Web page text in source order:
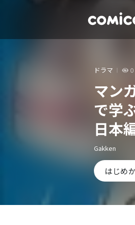
ドラマ 0
マン
で学
日本
Gakken
はじめ